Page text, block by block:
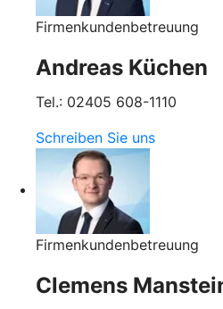
Firmenkundenbetreuung
Andreas Küchen
Tel.: 02405 608-1110
Schreiben Sie uns
Firmenkundenbetreuung
Clemens